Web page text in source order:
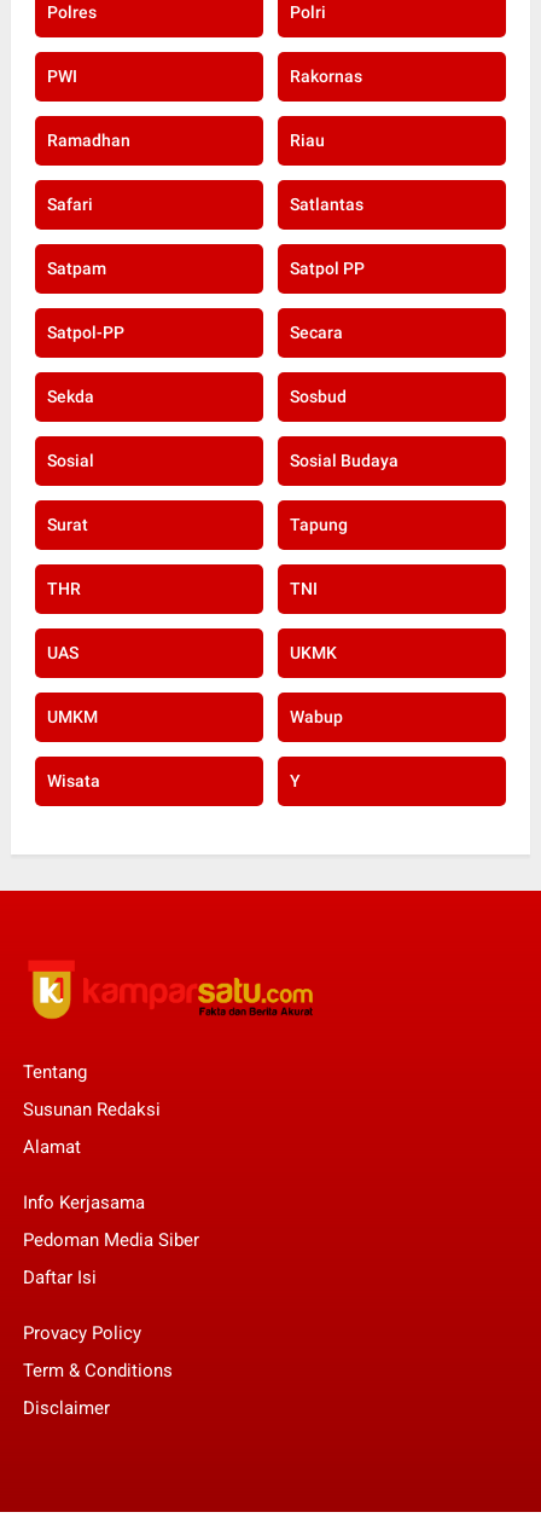
Polres Polri
PWI Rakornas
Ramadhan Riau
Safari Satlantas
Satpam Satpol PP
Satpol-PP Secara
Sekda Sosbud
Sosial Sosial Budaya
Surat Tapung
THR TNI
UAS UKMK
UMKM Wabup
Wisata Y
Tentang
Susunan Redaksi
Alamat
Info Kerjasama
Pedoman Media Siber
Daftar Isi
Provacy Policy
Term & Conditions
Disclaimer